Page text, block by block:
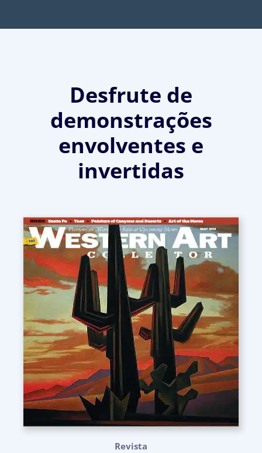
Desfrute de
demonstrações
envolventes e
invertidas
Revista